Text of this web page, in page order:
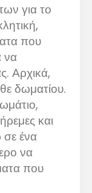
για το
που
να
Αρχικά,
δωματίου.
και
σε ένα
να
που